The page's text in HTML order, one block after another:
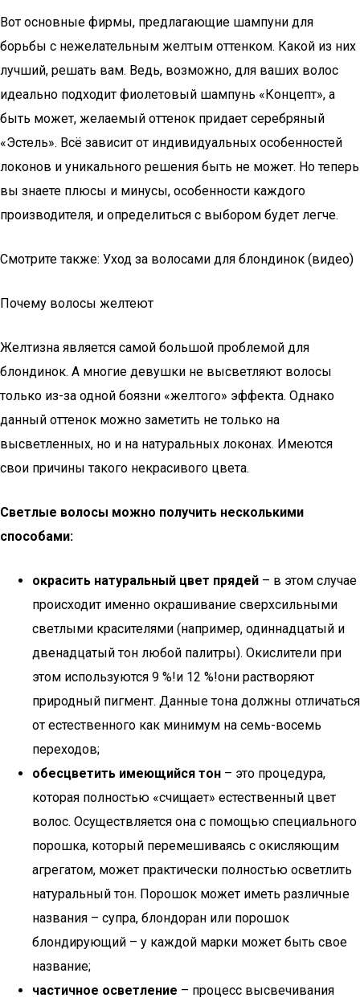
Вот основные фирмы, предлагающие шампуни для
борьбы с нежелательным желтым оттенком. Какой из них
лучший, решать вам. Ведь, возможно, для ваших волос
идеально подходит фиолетовый шампунь «Концепт», а
быть может, желаемый оттенок придает серебряный
«Эстель». Всё зависит от индивидуальных особенностей
локонов и уникального решения быть не может. Но теперь
вы знаете плюсы и минусы, особенности каждого
производителя, и определиться с выбором будет легче.
Смотрите также: Уход за волосами для блондинок (видео)
Почему волосы желтеют
Желтизна является самой большой проблемой для
блондинок. А многие девушки не высветляют волосы
только из-за одной боязни «желтого» эффекта. Однако
данный оттенок можно заметить не только на
высветленных, но и на натуральных локонах. Имеются
свои причины такого некрасивого цвета.
Светлые волосы можно получить несколькими
способами:
окрасить натуральный цвет прядей – в этом случае
происходит именно окрашивание сверхсильными
светлыми красителями (например, одиннадцатый и
двенадцатый тон любой палитры). Окислители при
этом используются 9 %!и 12 %!они растворяют
природный пигмент. Данные тона должны отличаться
от естественного как минимум на семь-восемь
переходов;
обесцветить имеющийся тон – это процедура,
которая полностью «счищает» естественный цвет
волос. Осуществляется она с помощью специального
порошка, который перемешиваясь с окисляющим
агрегатом, может практически полностью осветлить
натуральный тон. Порошок может иметь различные
названия – супра, блондоран или порошок
блондирующий – у каждой марки может быть свое
название;
частичное осветление – процесс высвечивания